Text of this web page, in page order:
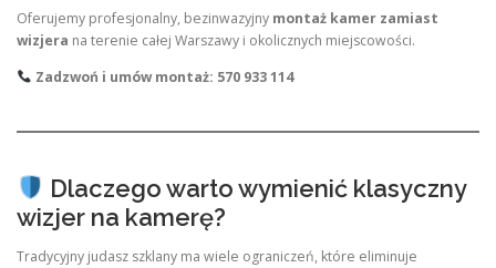
Oferujemy profesjonalny, bezinwazyjny montaż kamer zamiast
wizjera na terenie całej Warszawy i okolicznych miejscowości.
Zadzwoń i umów montaż: 570 933 114
Dlaczego warto wymienić klasyczny
wizjer na kamerę?
Tradycyjny judasz szklany ma wiele ograniczeń, które eliminuje